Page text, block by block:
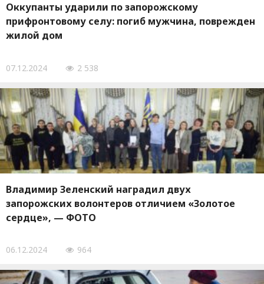
Оккупанты ударили по запорожскому
прифронтовому селу: погиб мужчина, поврежден
жилой дом
07.12.2024 2 538
Владимир Зеленский наградил двух
запорожских волонтеров отличием «Золотое
сердце», — ФОТО
06.12.2024 964